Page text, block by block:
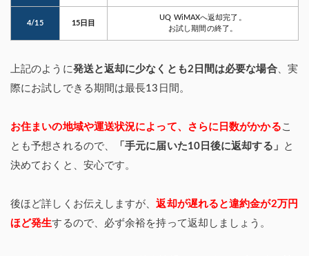
4/15 15日目
UQ WiMAXへ返却完了。
お試し期間の終了。
上記のように発送と返却に少なくとも2日間は必要な場合、実
際にお試しできる期間は最長13日間。
お住まいの地域や運送状況によって、さらに日数がかかる こ
とも予想されるので、
「手元に届いた10日後に返却する」
と
決めておくと、安心です。
後ほど詳しくお伝えしますが、返却が遅れると違約金が2万円
ほど発生するので、必ず余裕を持って返却しましょう。